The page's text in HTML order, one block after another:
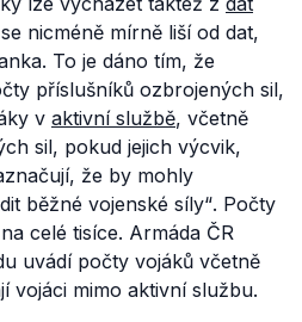
nicméně mírně liší od dat,
To je dáno tím, že
příslušníků ozbrojených sil,
v aktivní službě, včetně
sil, pokud jejich výcvik,
že by mohly
běžné vojenské síly“. Počty
celé tisíce. Armáda ČR
uvádí počty vojáků včetně
vojáci mimo aktivní službu.